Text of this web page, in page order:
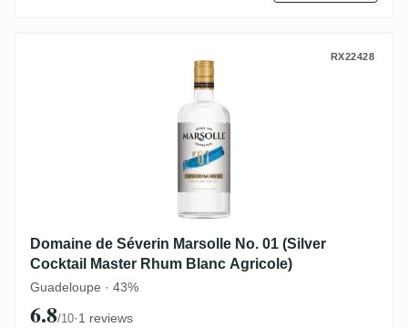
Domaine de Séverin Marsolle No. 01
RX22428
Domaine de Séverin Marsolle No. 01 (Silver
Cocktail Master Rhum Blanc Agricole)
Guadeloupe · 43%
6.8/10·1 reviews